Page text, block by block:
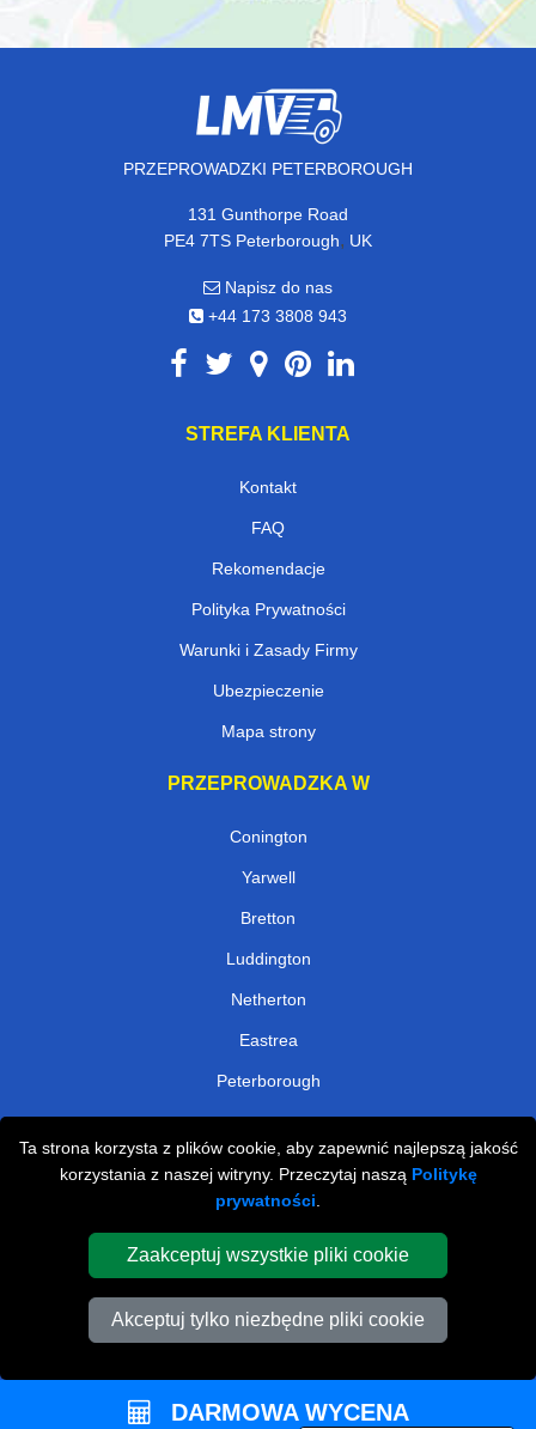
Ta strona korzysta z plików cookie, aby zapewnić najlepszą jakość
korzystania z naszej witryny. Przeczytaj naszą Politykę
prywatności
Zaakceptuj wszystkie pliki cookie
Akceptuj tylko niezbędne pliki cookie
PRZEPROWADZKI PETERBOROUGH
131 Gunthorpe Road
PE4 7TS Peterborough, UK
Napisz do nas
+44 173 3808 943
STREFA KLIENTA
Kontakt
FAQ
Rekomendacje
Polityka Prywatności
Warunki i Zasady Firmy
Ubezpieczenie
Mapa strony
PRZEPROWADZKA W
Conington
Yarwell
Bretton
Luddington
Netherton
Eastrea
Peterborough
Sprawdź Dostępność
Status Zamówienia
Lista Przewozowa
Płatności Online
DARMOWA WYCENA